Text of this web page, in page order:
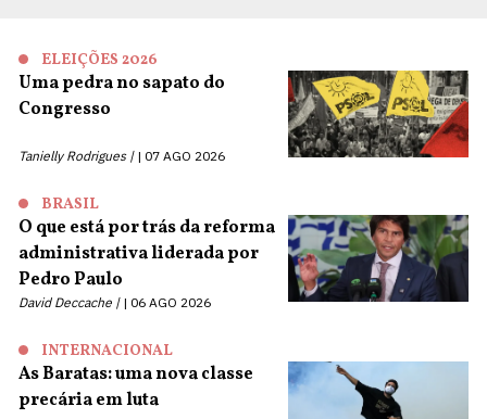
ELEIÇÕES 2026
Uma pedra no sapato do
Congresso
Tanielly Rodrigues | 07 AGO 2026
BRASIL
O que está por trás da reforma
administrativa liderada por
Pedro Paulo
David Deccache | 06 AGO 2026
INTERNACIONAL
As Baratas: uma nova classe
precária em luta